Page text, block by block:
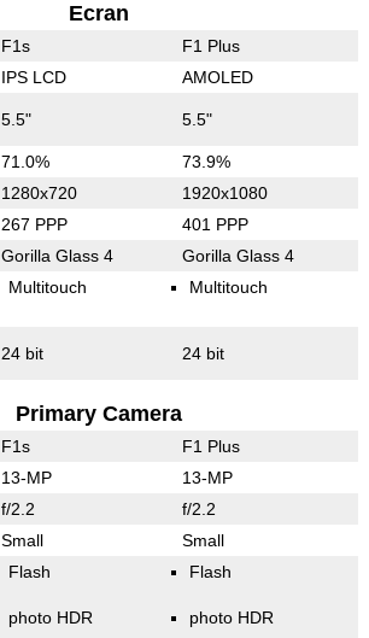
Ecran
F1s F1 Plus
IPS LCD AMOLED
5.5" 5.5"
71.0% 73.9%
1280x720 1920x1080
267 PPP 401 PPP
Gorilla Glass 4 Gorilla Glass 4
Multitouch Multitouch
24 bit 24 bit
Primary Camera
F1s F1 Plus
13-MP 13-MP
f/2.2 f/2.2
Small Small
Flash
photo HDR
Flash
photo HDR